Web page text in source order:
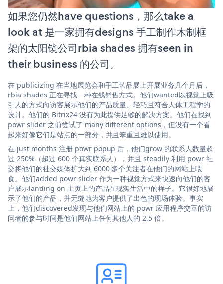
如果您仍然have questions，那么take a
look at 是一家拥有designs 手工制作木制框
架的太阳镜公司rbia shades 拥有seen in
their business 的公司。
在 publicizing 在当地展览会和手工艺品展上开展业务几个月后，
rbia shades 正在寻找一种在线销售方式。他们wanted以视觉上吸
引人的方式向访客展示他们的产品质量、轻巧且符合人体工程学的
设计。他们的 Bitrix24 没有为此提供足够的解决方案。他们在找到
powr slider 之前尝试了 many different options，但没有一个看
起来好像它们是站点的一部分，并且笨重且难以使用。
在 just months 注册 powr popup 后，他们grow 的联系人数量超
过 250%（超过 600 个真实联系人），并且 steadily 利用 powr 社
交将他们的社交媒体扩大到 6000 多个关注者在他们的网站上喂
食。他们added powr slider 作为一种视觉方式来快速向他们的客
户展示landing on 主页上的产品在现实生活中的样子。它很好地展
示了他们的产品，并无缝地为客户提供了出色的现场体验。事实
上，他们discovered发现与他们网站上的 powr 应用程序交互的访
问者的参与时间是他们网站上任何其他人的 2.5 倍。